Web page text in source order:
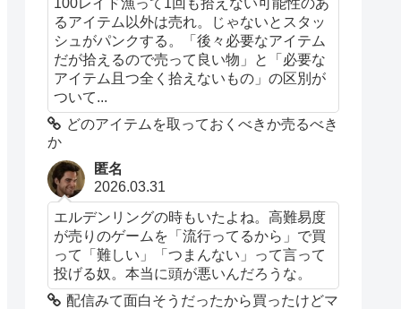
るアイテム以外は売れ。じゃないとスタッ
シュがパンクする。「後々必要なアイテム
だが拾えるので売って良い物」と「必要な
アイテム且つ全く拾えないもの」の区別が
ついて...
どのアイテムを取っておくべきか売るべき
か
匿名
2026.03.31
エルデンリングの時もいたよね。高難易度
が売りのゲームを「流行ってるから」で買
って「難しい」「つまんない」って言って
投げる奴。本当に頭が悪いんだろうな。
配信みて面白そうだったから買ったけどマ